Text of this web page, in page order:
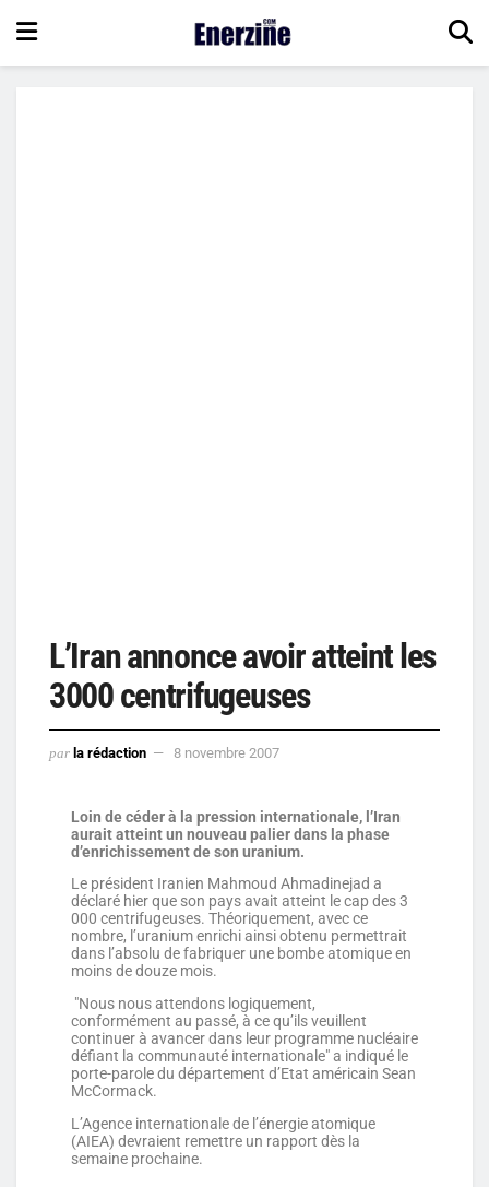
L’Iran annonce avoir atteint les
3000 centrifugeuses
par la rédaction 8 novembre 2007
Loin de céder à la pression internationale, l’Iran
aurait atteint un nouveau palier dans la phase
d’enrichissement de son uranium.
Le président Iranien Mahmoud Ahmadinejad a
déclaré hier que son pays avait atteint le cap des 3
000 centrifugeuses. Théoriquement, avec ce
nombre, l’uranium enrichi ainsi obtenu permettrait
dans l’absolu de fabriquer une bombe atomique en
moins de douze mois.
"Nous nous attendons logiquement,
conformément au passé, à ce qu’ils veuillent
continuer à avancer dans leur programme nucléaire
défiant la communauté internationale" a indiqué le
porte-parole du département d’Etat américain Sean
McCormack.
L’Agence internationale de l’énergie atomique
(AIEA) devraient remettre un rapport dès la
semaine prochaine.